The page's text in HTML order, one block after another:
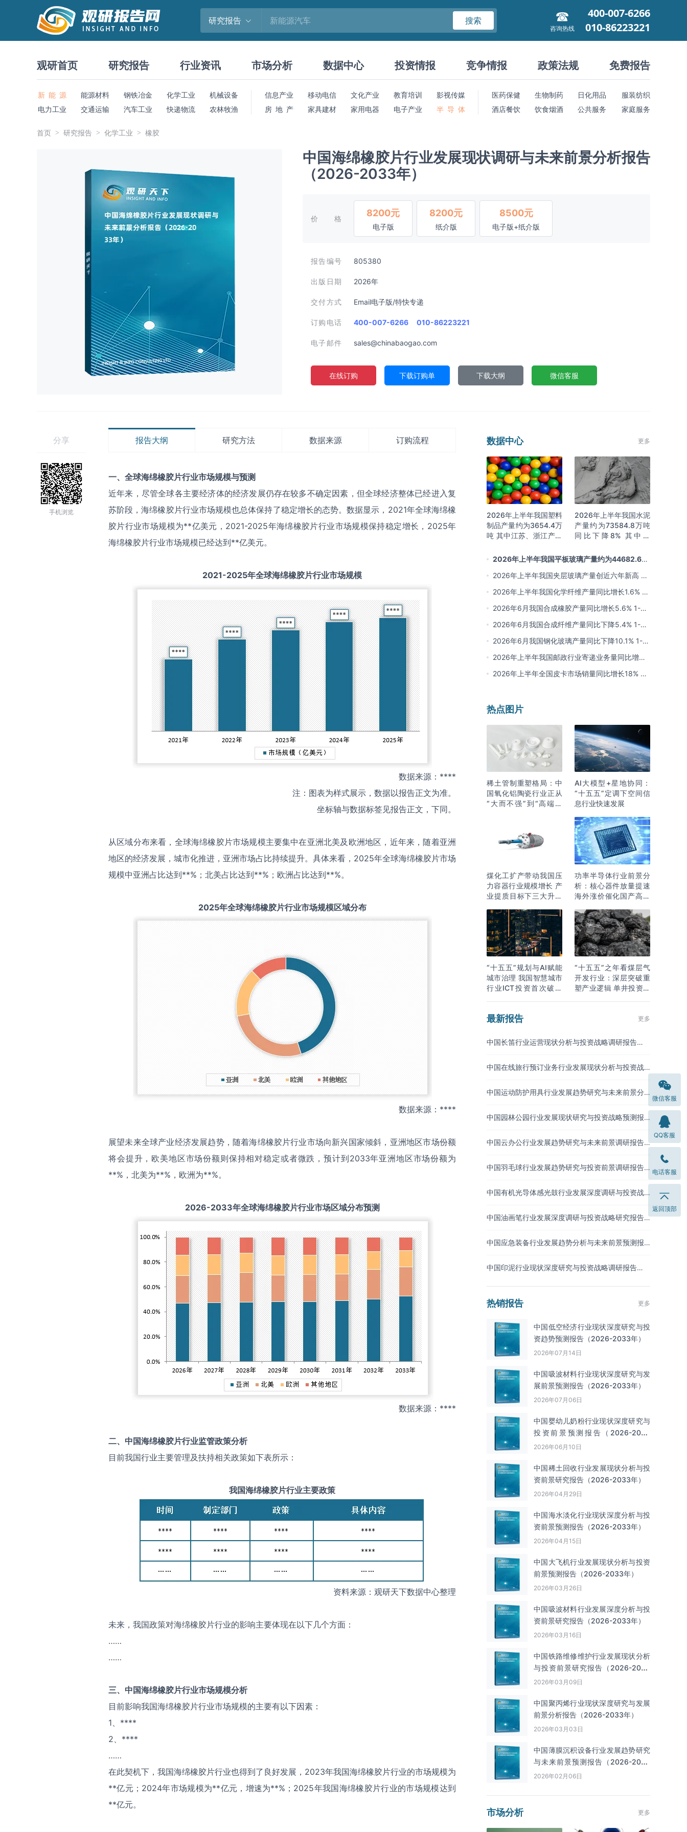
研究报告 搜索
咨询热线
400-007-6266
010-86223221
观研首页 研究报告 行业资讯 市场分析 数据中心 投资情报 竞争情报 政策法规 免费报告
新 能 源 能源材料 钢铁冶金 化学工业
机械设备
电力工业
交通运输 汽车工业 快递物流 农林牧渔
信息产业 移动电信 文化产业 教育培训
影视传媒
房 地 产
家具建材 家用电器 电子产业 半 导 体
医药保健 生物制药 日化用品
服装纺织
酒店餐饮
饮食烟酒 公共服务 家庭服务
首页 研究报告 化学工业 橡胶
中国海绵橡胶片行业发展现状调研与未来前景分析报告
（2026-2033年）
价格
8200元
电子版
8200元
纸介版
8500元
电子版+纸介版
报告编号 805380
出版日期 2026年
交付方式 Email电子版/特快专递
订购电话 400-007-6266 010-86223221
电子邮件 sales@chinabaogao.com
在线订购 下载订购单 下载大纲 微信客服
分享
手机浏览
报告大纲 研究方法 数据来源 订购流程
一、全球海绵橡胶片行业市场规模与预测
近年来，尽管全球各主要经济体的经济发展仍存在较多不确定因素，但全球经济整体已经进入复
苏阶段，海绵橡胶片行业市场规模也总体保持了稳定增长的态势。数据显示，2021年全球海绵橡
胶片行业市场规模为**亿美元，2021-2025年海绵橡胶片行业市场规模保持稳定增长，2025年
海绵橡胶片行业市场规模已经达到**亿美元。
2021-2025年全球海绵橡胶片行业市场规模
数据来源：****
注：图表为样式展示，数据以报告正文为准。
坐标轴与数据标签见报告正文，下同。
从区域分布来看，全球海绵橡胶片市场规模主要集中在亚洲北美及欧洲地区，近年来，随着亚洲
地区的经济发展，城市化推进，亚洲市场占比持续提升。具体来看，2025年全球海绵橡胶片市场
规模中亚洲占比达到**%；北美占比达到**%；欧洲占比达到**%。
2025年全球海绵橡胶片行业市场规模区域分布
数据来源：****
展望未来全球产业经济发展趋势，随着海绵橡胶片行业市场向新兴国家倾斜，亚洲地区市场份额
将会提升，欧美地区市场份额则保持相对稳定或者微跌，预计到2033年亚洲地区市场份额为
**%，北美为**%，欧洲为**%。
2026-2033年全球海绵橡胶片行业市场区域分布预测
数据来源：****
二、中国海绵橡胶片行业监管政策分析
目前我国行业主要管理及扶持相关政策如下表所示：
我国海绵橡胶片行业主要政策
资料来源：观研天下数据中心整理
未来，我国政策对海绵橡胶片行业的影响主要体现在以下几个方面：
……
……
三、中国海绵橡胶片行业市场规模分析
目前影响我国海绵橡胶片行业市场规模的主要有以下因素：
1、****
2、****
……
在此契机下，我国海绵橡胶片行业也得到了良好发展，2023年我国海绵橡胶片行业的市场规模为
**亿元；2024年市场规模为**亿元，增速为**%；2025年我国海绵橡胶片行业的市场规模达到
**亿元。
数据中心 更多
2026年上半年我国塑料
制品产量约为3654.4万
吨 其中江苏、浙江产量
16.0%
2026年上半年我国水泥
产量约为73584.8万吨
同比下降8% 其中广
名前三
2026年上半年我国平板玻璃产量约为44682.6万
重量箱 同比下降5.7% 其中河北产量最多 占比16%
2026年上半年我国夹层玻璃产量创近六年新高 约
为7964.8万平方米 同比下降0.9%
2026年上半年我国化学纤维产量同比增长1.6% 其
中浙江、江苏产量分别占比42.03%、31.34%
2026年6月我国合成橡胶产量同比增长5.6% 1-6
月累计产量同比增长6.4%
2026年6月我国合成纤维产量同比下降5.4% 1-6
月累计产量为3815.7万吨 同比增长0.8%
2026年6月我国钢化玻璃产量同比下降10.1% 1-6
月累计产量同比下降8.4%
2026年上半年我国邮政行业寄递业务量同比增长
4.2% 业务收入同比增长6%
2026年上半年全国皮卡市场销量同比增长18% 出
热点图片
稀土管制重塑格局：中
国氧化铝陶瓷行业正从
“大而不强”到“高端突
AI大模型+星地协同：
“十五五”定调下空间信
息行业快速发展
煤化工扩产带动我国压
力容器行业规模增长 产
业提质目标下三大升级
功率半导体行业前景分
析：核心器件放量提速
海外涨价催化国产高端
“十五五”规划与AI赋能
城市治理 我国智慧城市
行业ICT投资首次破万
“十五五”之年看煤层气
开发行业：深层突破重
塑产业逻辑 单井投资成
最新报告 更多
中国长笛行业运营现状分析与投资战略调研报告
中国在线旅行预订业务行业发展现状分析与投资战
中国运动防护用具行业发展趋势研究与未来前景分
中国园林公园行业发展现状研究与投资战略预测报
中国云办公行业发展趋势研究与未来前景调研报告
中国羽毛球行业发展趋势研究与投资前景调研报告
中国有机光导体感光鼓行业发展深度调研与投资战
中国油画笔行业发展深度调研与投资战略研究报告
中国应急装备行业发展趋势分析与未来前景预测报
中国印泥行业现状深度研究与投资战略调研报告
热销报告 更多
中国低空经济行业现状深度研究与投
资趋势预测报告（2026-2033年）
2026年07月14日
中国吸波材料‌‌‌行业现状深度研究与发
展前景预测报告（2026-2033年）
2026年07月06日
中国婴幼儿奶粉行业现状深度研究与
投资前景预测报告（2026-2033
年）
2026年06月10日
中国‌‌稀土回收‌‌行业发展现状分析与投
资前景研究报告（2026-2033年）
2026年04月29日
中国海水淡化行业现状深度分析与投
资前景预测报告（2026-2033年）
2026年04月15日
中国大飞机行业发展现状分析与投资
前景预测报告（2026-2033年）
2026年03月26日
中国吸波材料行业发展深度分析与投
资前景研究报告（2026-2033年）
2026年03月16日
中国铁路维修维护行业发展现状分析
与投资前景研究报告（2026-2033
年）
2026年03月09日
中国聚丙烯行业现状深度研究与发展
前景分析报告（2026-2033年）
2026年03月03日
中国薄膜沉积设备行业发展趋势研究
与未来前景预测报告（2026-2033
年）
2026年02月06日
市场分析 更多
微信客服
QQ客服
电话客服
返回顶部